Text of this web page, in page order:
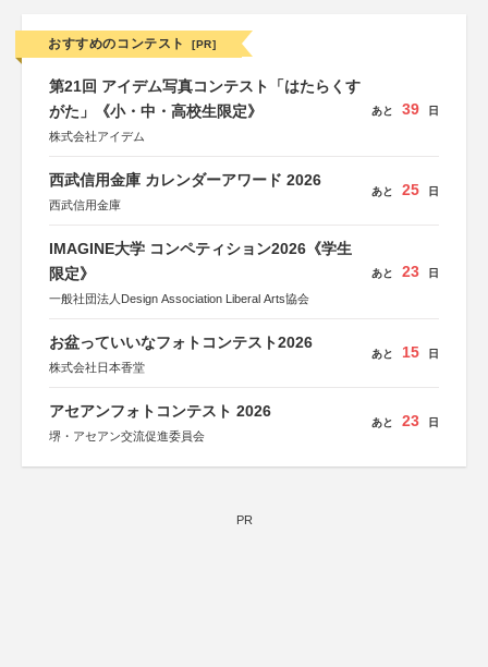
おすすめのコンテスト [PR]
第21回 アイデム写真コンテスト「はたらくす
がた」《小・中・高校生限定》
株式会社アイデム
あと 39 日
西武信用金庫 カレンダーアワード 2026
西武信用金庫
あと 25 日
IMAGINE大学 コンペティション2026《学生
限定》
一般社団法人Design Association Liberal Arts協会
あと 23 日
お盆っていいなフォトコンテスト2026
株式会社日本香堂
あと 15 日
アセアンフォトコンテスト 2026
堺・アセアン交流促進委員会
あと 23 日
PR